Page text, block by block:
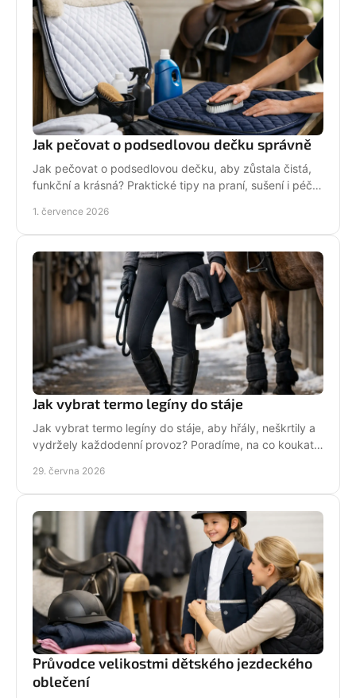
Jak pečovat o podsedlovou dečku správně
Jak pečovat o podsedlovou dečku, aby zůstala čistá,
funkční a krásná? Praktické tipy na praní, sušení i péči
1. července 2026
Jak vybrat termo legíny do stáje
Jak vybrat termo legíny do stáje, aby hřály, neškrtily a
vydržely každodenní provoz? Poradíme, na co koukat
29. června 2026
Průvodce velikostmi dětského jezdeckého
oblečení